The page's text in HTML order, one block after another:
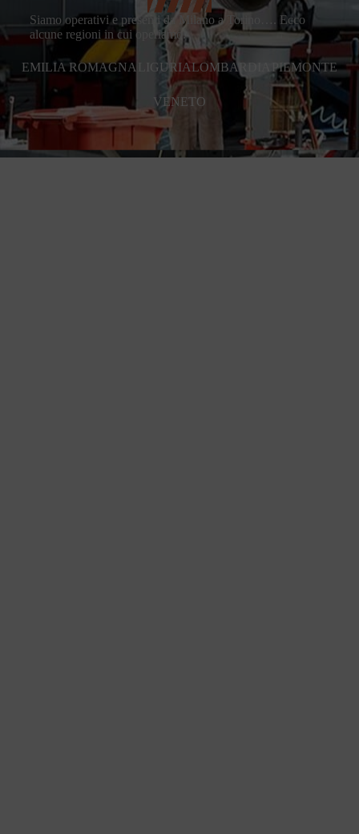
Siamo operativi e presenti da Milano a Torino…. Ecco
alcune regioni in cui operiamo:
EMILIA ROMAGNA LIGURIALOMBARDIA PIEMONTE
VENETO